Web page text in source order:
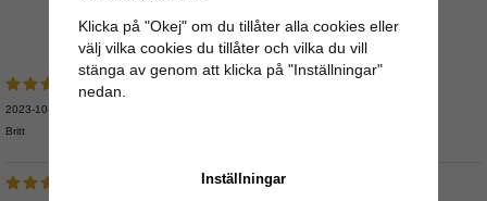
Medelbetyg5/5 baserat på5st röster.
2023-10-31
Britt
Klicka på "Okej" om du tillåter alla cookies eller
välj vilka cookies du tillåter och vilka du vill
stänga av genom att klicka på "Inställningar"
nedan.
Inställningar